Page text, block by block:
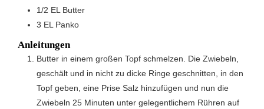
1/2 EL Butter
3 EL Panko
Anleitungen
Butter in einem großen Topf schmelzen. Die Zwiebeln,
geschält und in nicht zu dicke Ringe geschnitten, in den
Topf geben, eine Prise Salz hinzufügen und nun die
Zwiebeln 25 Minuten unter gelegentlichem Rühren auf